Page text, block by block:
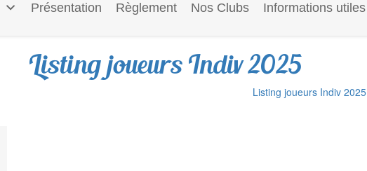
Présentation Règlement Nos Clubs Informations utiles
Listing joueurs Indiv 2025
Listing joueurs Indiv 2025